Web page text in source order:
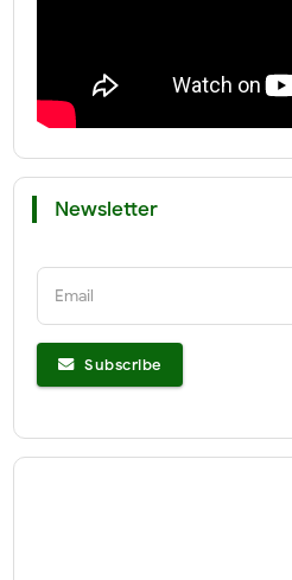
Newsletter
Email
Subscribe